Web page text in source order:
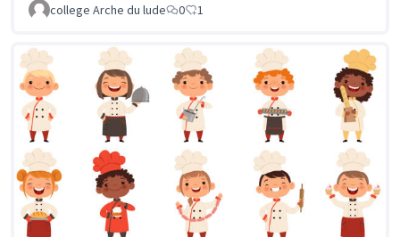
college Arche du lude
0 1